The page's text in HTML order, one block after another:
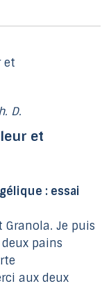
D.
et
: essai
Je puis
pains
aux deux